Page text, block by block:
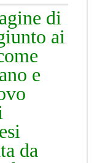
di
ai
e
da